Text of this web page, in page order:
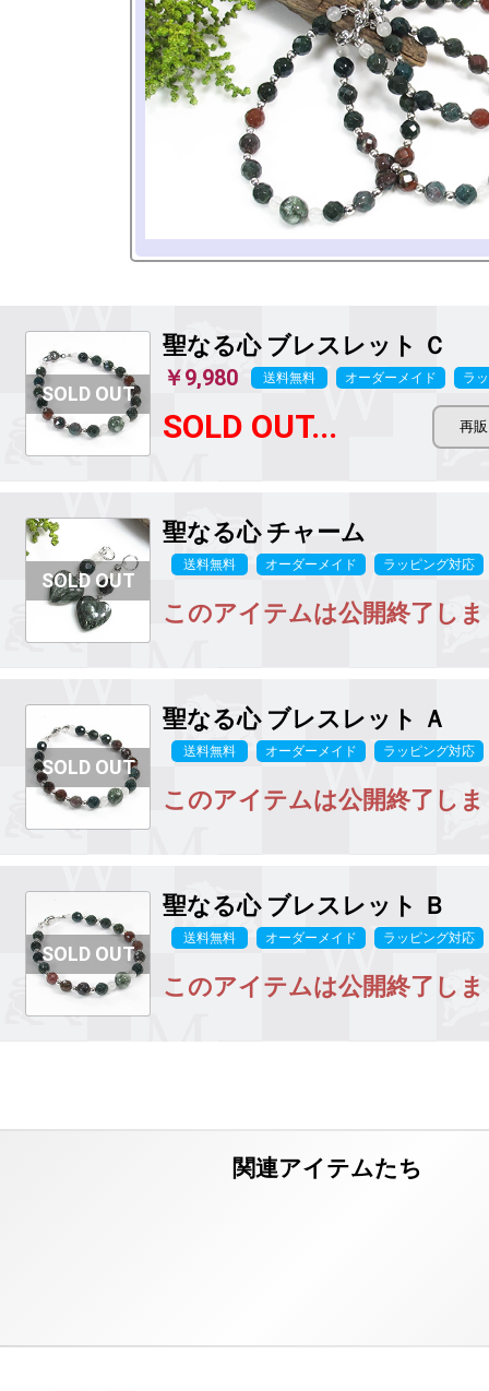
聖なる心ブレスレット Ｃ
￥9,980 送料無料 オーダーメイド ラ
SOLD OUT...
聖なる心チャーム
送料無料 オーダーメイド ラッピング対応
このアイテムは公開終了し
聖なる心ブレスレット Ａ
送料無料 オーダーメイド ラッピング対応
このアイテムは公開終了し
聖なる心ブレスレット Ｂ
送料無料 オーダーメイド ラッピング対応
このアイテムは公開終了し